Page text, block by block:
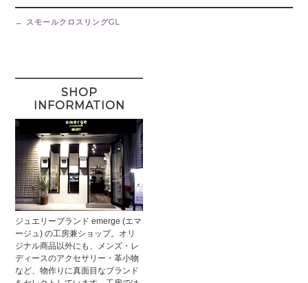
Post
navigation
← スモールクロスリングGL
SHOP
INFORMATION
ジュエリーブランド emerge (エマ
ージュ) の工房兼ショップ。オリ
ジナル商品以外にも、メンズ・レ
ディースのアクセサリー・革小物
など、物作りに真面目なブランド